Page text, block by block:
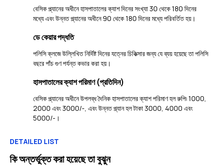
বেসিক প্ল্যানের অধীনে হাসপাতালের ক্যাশ দিনের সংখ্যা 30 থেকে 180 দিনের
মধ্যে এবং উন্নত প্ল্যানের অধীনে 90 থেকে 180 দিনের মধ্যে পরিবর্তিত হয়।
ডে কেয়ার পদ্ধতি
পলিসি ক্লজে উল্লিখিত নির্দিষ্ট দিনের যত্নের চিকিত্সার জন্য যে ব্যয় হয়েছে তা পলিসি
বছরে পাঁচ গুণ পর্যন্ত কভার করা হয়।
হাসপাতালের ক্যাশ পরিমাণ (প্রতিদিন)
বেসিক প্ল্যানের অধীনে উপলব্ধ দৈনিক হাসপাতালের ক্যাশ পরিমাণ হল রুপি৷ 1000,
2000 এবং 3000/-, এবং উন্নত প্ল্যান হল টাকা 3000, 4000 এবং
5000/-।
DETAILED LIST
কি অন্তর্ভুক্ত করা হয়েছে তা বুঝুন